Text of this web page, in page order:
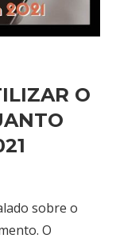
O
sobre o
O